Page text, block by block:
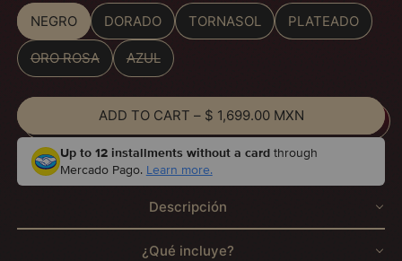
Color
NEGRO DORADO TORNASOL PLATEADO
ORO ROSA AZUL
ADD TO CART – $ 1,699.00 MXN
Up to 12 installments without a cardthrough
Mercado Pago. Learn more.
Descripción
¿Qué incluye?